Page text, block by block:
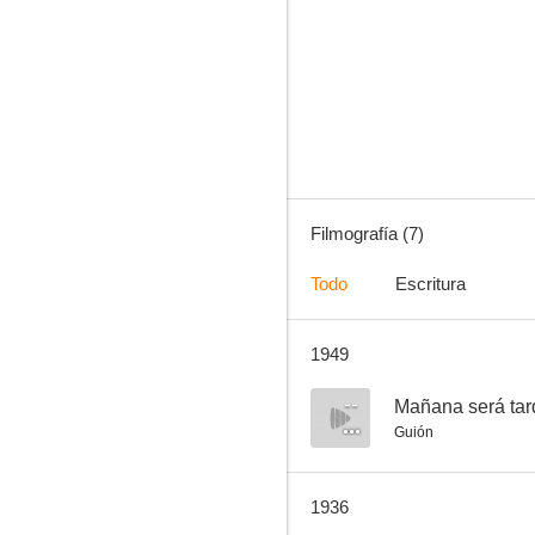
Filmografía (7)
Todo Escritura
1949
-- Mañana será
Guión
1936